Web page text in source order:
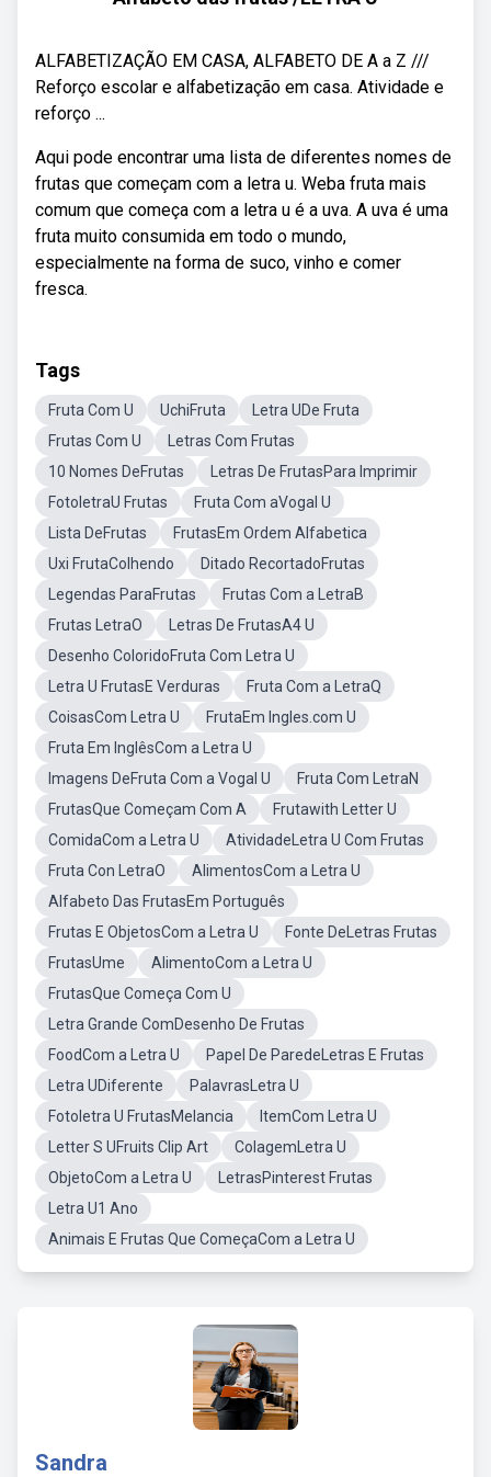
ALFABETIZAÇÃO EM CASA, ALFABETO DE A a Z ///
Reforço escolar e alfabetização em casa. Atividade e
reforço ...
Aqui pode encontrar uma lista de diferentes nomes de
frutas que começam com a letra u. Weba fruta mais
comum que começa com a letra u é a uva. A uva é uma
fruta muito consumida em todo o mundo,
especialmente na forma de suco, vinho e comer
fresca.
Tags
Fruta Com U UchiFruta
Letra UDe Fruta
Frutas Com U
Letras Com Frutas
10 Nomes DeFrutas
Letras De FrutasPara Imprimir
FotoletraU Frutas
Fruta Com aVogal U
Lista DeFrutas
FrutasEm Ordem Alfabetica
Uxi FrutaColhendo
Ditado RecortadoFrutas
Legendas ParaFrutas
Frutas Com a LetraB
Frutas LetraO
Letras De FrutasA4 U
Desenho ColoridoFruta Com Letra U
Letra U FrutasE Verduras
Fruta Com a LetraQ
CoisasCom Letra U
FrutaEm Ingles.com U
Fruta Em InglêsCom a Letra U
Imagens DeFruta Com a Vogal U
Fruta Com LetraN
FrutasQue Começam Com A
Frutawith Letter U
ComidaCom a Letra U
AtividadeLetra U Com Frutas
Fruta Con LetraO
AlimentosCom a Letra U
Alfabeto Das FrutasEm Português
Frutas E ObjetosCom a Letra U
Fonte DeLetras Frutas
FrutasUme
AlimentoCom a Letra U
FrutasQue Começa Com U
Letra Grande ComDesenho De Frutas
FoodCom a Letra U
Papel De ParedeLetras E Frutas
Letra UDiferente
PalavrasLetra U
Fotoletra U FrutasMelancia
ItemCom Letra U
Letter S UFruits Clip Art
ColagemLetra U
ObjetoCom a Letra U
LetrasPinterest Frutas
Letra U1 Ano
Animais E Frutas Que ComeçaCom a Letra U
Sandra